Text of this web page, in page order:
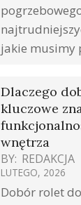
jakie musimy
Dlaczego
kluczowe
wnętrza
BY: REDAKCJA
LUTEGO, 2026
Dobór rolet